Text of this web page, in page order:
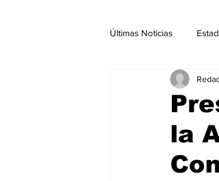
Últimas Noticias
Educación
la